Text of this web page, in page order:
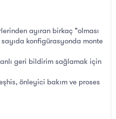
ayıran birkaç "olması
konfigürasyonda monte
geri bildirim sağlamak için
önleyici bakım ve proses